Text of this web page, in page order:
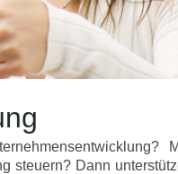
steuern? Dann